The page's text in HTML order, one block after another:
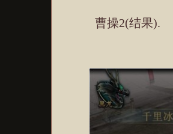
曹操2(结果).